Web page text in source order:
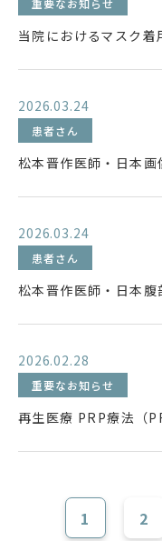
当院におけるマスク着
2026.03.24
患者さん
松本晋作医師・日本
2026.03.24
患者さん
松本晋作医師・日本
2026.02.28
重要なお知らせ
再生医療 PRP療法（
1 2